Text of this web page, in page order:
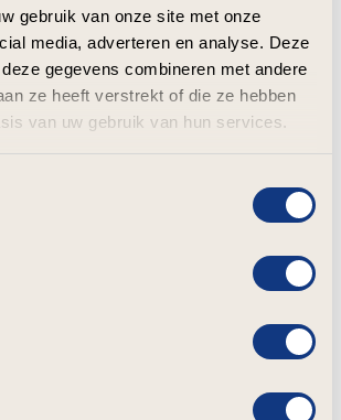
gebruik van onze site met onze
media, adverteren en analyse. Deze
gegevens combineren met andere
ze heeft verstrekt of die ze hebben
van uw gebruik van hun services.